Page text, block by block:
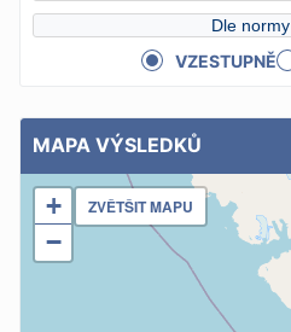
Dle normy
VZESTUPNĚ
MAPA VÝSLEDKŮ
+
−
ZVĚTŠIT MAPU